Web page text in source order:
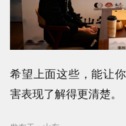
希望上面这些，能让
害表现了解得更清楚。